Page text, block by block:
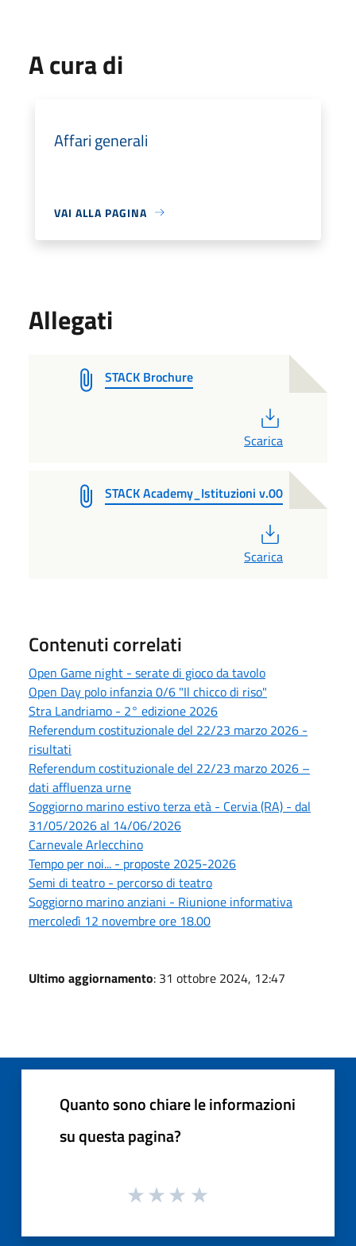
A cura di
Affari generali
VAI ALLA PAGINA
Allegati
STACK Brochure
Scarica
STACK Academy_Istituzioni v.00
Scarica
Contenuti correlati
Open Game night - serate di gioco da tavolo
Open Day polo infanzia 0/6 "Il chicco di riso"
Stra Landriamo - 2° edizione 2026
Referendum costituzionale del 22/23 marzo 2026 -
risultati
Referendum costituzionale del 22/23 marzo 2026 –
dati affluenza urne
Soggiorno marino estivo terza età - Cervia (RA) - dal
31/05/2026 al 14/06/2026
Carnevale Arlecchino
Tempo per noi... - proposte 2025-2026
Semi di teatro - percorso di teatro
Soggiorno marino anziani - Riunione informativa
mercoledì 12 novembre ore 18.00
Ultimo aggiornamento: 31 ottobre 2024, 12:47
Quanto sono chiare le informazioni
su questa pagina?